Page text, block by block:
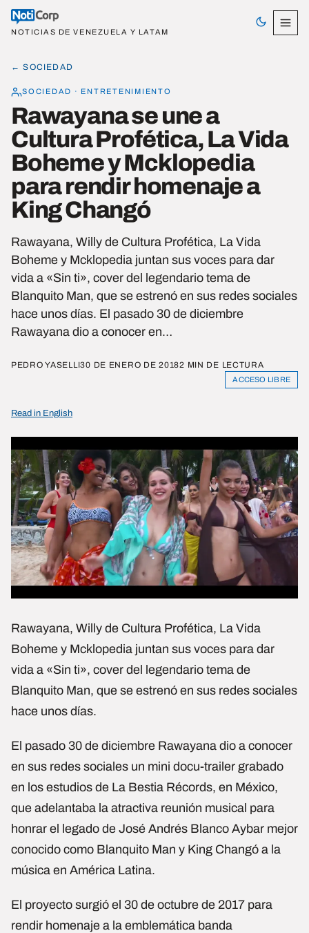
NOTICIAS DE VENEZUELA Y LATAM
← SOCIEDAD
SOCIEDAD · ENTRETENIMIENTO
Rawayana se une a
Cultura Profética, La Vida
Boheme y Mcklopedia
para rendir homenaje a
King Changó
Rawayana, Willy de Cultura Profética, La Vida
Boheme y Mcklopedia juntan sus voces para dar
vida a «Sin ti», cover del legendario tema de
Blanquito Man, que se estrenó en sus redes sociales
hace unos días. El pasado 30 de diciembre
Rawayana dio a conocer en…
PEDRO YASELLI30 DE ENERO DE 20182 MIN DE LECTURA
ACCESO LIBRE
Read in English
Rawayana, Willy de Cultura Profética, La Vida
Boheme y Mcklopedia juntan sus voces para dar
vida a «Sin ti», cover del legendario tema de
Blanquito Man, que se estrenó en sus redes sociales
hace unos días.
El pasado 30 de diciembre Rawayana dio a conocer
en sus redes sociales un mini docu-trailer grabado
en los estudios de La Bestia Récords, en México,
que adelantaba la atractiva reunión musical para
honrar el legado de José Andrés Blanco Aybar mejor
conocido como Blanquito Man y King Changó a la
música en América Latina.
El proyecto surgió el 30 de octubre de 2017 para
rendir homenaje a la emblemática banda